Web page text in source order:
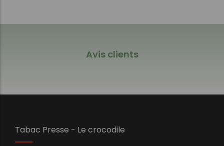
Avis clients
Tabac Presse - Le crocodile